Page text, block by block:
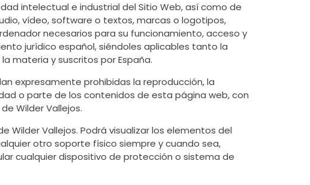
intelectual e industrial del Sitio Web, así como de
vídeo, software o textos, marcas o logotipos,
necesarios para su funcionamiento, acceso y
jurídico español, siéndoles aplicables tanto la
materia y suscritos por España.
expresamente prohibidas la reproducción, la
o parte de los contenidos de esta página web, con
Wilder Vallejos.
Vallejos. Podrá visualizar los elementos del
otro soporte físico siempre y cuando sea,
cualquier dispositivo de protección o sistema de